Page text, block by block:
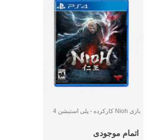
بازی Nioh کارکرده - پلی استیشن 4
اتمام موجودی